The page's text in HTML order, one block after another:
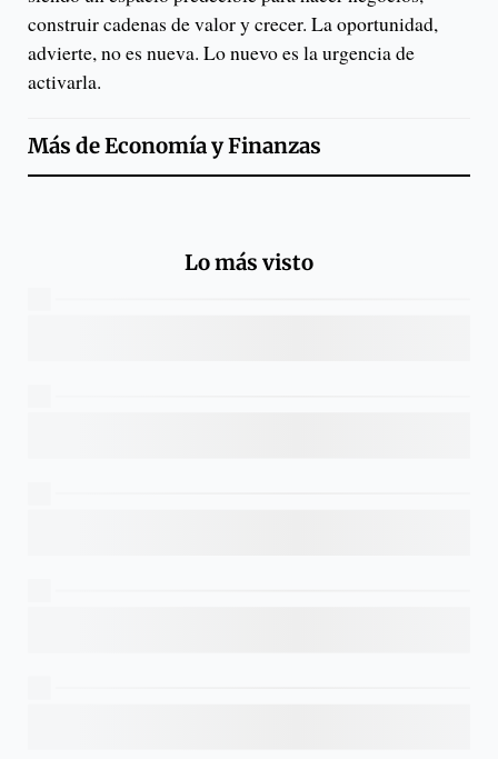
construir cadenas de valor y crecer. La oportunidad,
advierte, no es nueva. Lo nuevo es la urgencia de
activarla.
Más deEconomía y Finanzas
Lo más visto